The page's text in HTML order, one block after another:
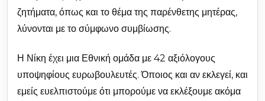
ζητήματα, όπως και το θέμα της παρένθετης μητέρας,
λύνονται με το σύμφωνο συμβίωσης.
Η Νίκη έχει μια Εθνική ομάδα με 42 αξιόλογους
υποψηφίους ευρωβουλευτές. Όποιος και αν εκλεγεί, και
εμείς ευελπιστούμε ότι μπορούμε να εκλέξουμε ακόμα